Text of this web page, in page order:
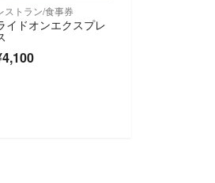
ストラン/食事券
イドオンエクスプレ